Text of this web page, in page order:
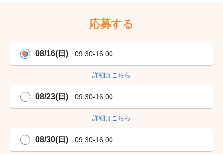
応募する
08/16(日) 09:30-16:00
詳細はこちら
08/23(日) 09:30-16:00
詳細はこちら
08/30(日) 09:30-16:00